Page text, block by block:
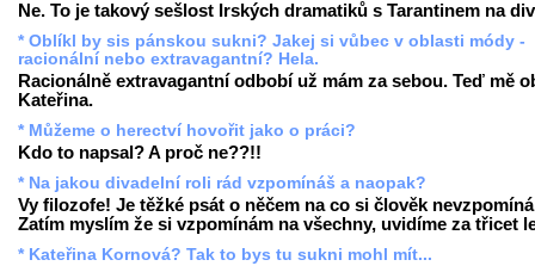
Ne. To je takový sešlost Irských dramatiků s Tarantinem na
* Oblíkl by sis pánskou sukni? Jakej si vůbec v oblasti módy -
racionální nebo extravagantní? Hela.
Racionálně extravagantní odbobí už mám za sebou. Teď mě
Kateřina.
* Můžeme o herectví hovořit jako o práci?
Kdo to napsal? A proč ne??!!
* Na jakou divadelní roli rád vzpomínáš a naopak?
Vy filozofe! Je těžké psát o něčem na co si člověk
Zatím myslím že si vzpomínám na všechny, uvidíme za třicet
* Kateřina Kornová? Tak to bys tu sukni mohl mít...